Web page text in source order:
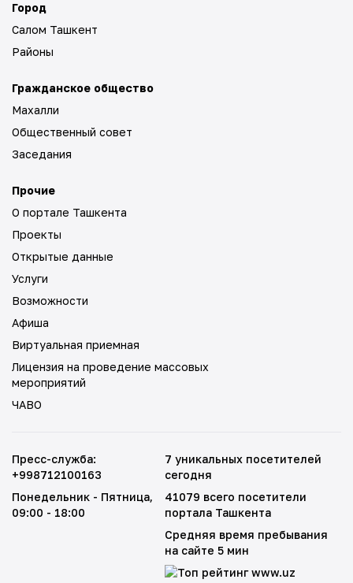
Город
Салом Ташкент
Районы
Гражданское общество
Махалли
Общественный совет
Заседания
Прочие
О портале Ташкента
Проекты
Открытые данные
Услуги
Возможности
Афиша
Виртуальная приемная
Лицензия на проведение массовых
мероприятий
ЧАВО
Пресс-служба:
+998712100163
Понедельник - Пятница,
09:00 - 18:00
7 уникальных посетителей
сегодня
41079 всего посетители
портала Ташкента
Средняя время пребывания
на сайте 5 мин